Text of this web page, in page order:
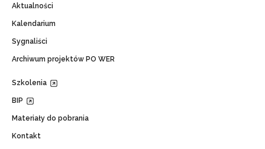
Aktualności
Kalendarium
Sygnaliści
Archiwum projektów PO WER
Szkolenia
BIP
Materiały do pobrania
Kontakt